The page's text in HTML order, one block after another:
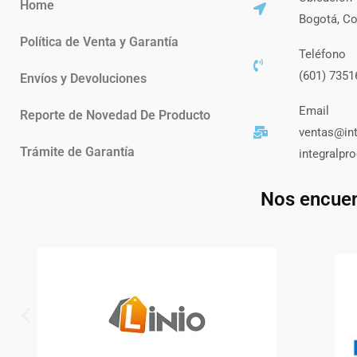
Home
Política de Venta y Garantía
Envíos y Devoluciones
Reporte de Novedad De Producto
Trámite de Garantía
Bogotá,
Teléfono
(601)
Email
Nos